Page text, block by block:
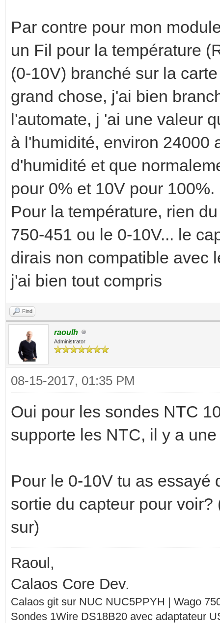
Par contre pour mon
un Fil pour la température
(0-10V) branché sur la
grand chose, j'ai bien
l'automate, j 'ai une valeur
à l'humidité, environ 24000
d'humidité et que
pour 0% et 10V pour 100%.
Pour la température, rien
750-451 ou le 0-10V... le
dirais non compatible avec
j'ai bien tout compris
Find
raoulh
Administrator
08-15-2017, 01:35 PM
Oui pour les sondes NTC
supporte les NTC, il y a
Pour le 0-10V tu as essayé
sortie du capteur pour
sur)
Raoul,
Calaos Core Dev.
Calaos git sur NUC NUC5PPYH | Wago
Sondes 1Wire DS18B20 avec adaptateur